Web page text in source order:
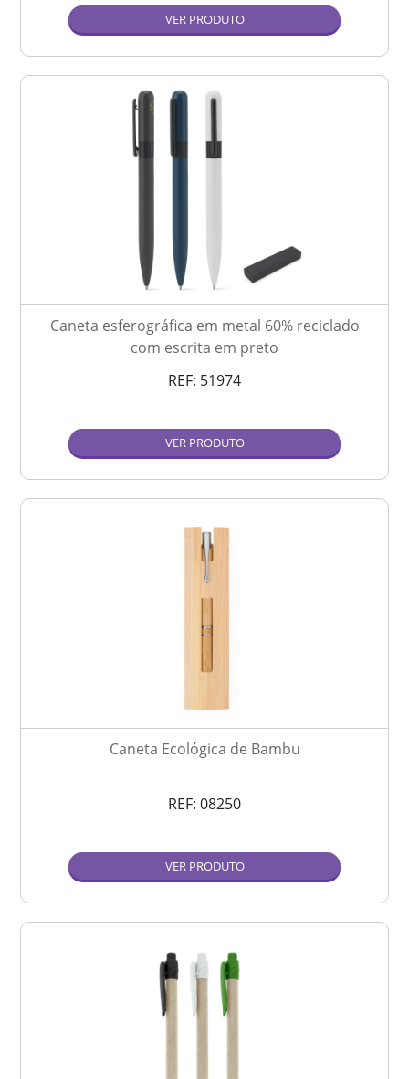
VER PRODUTO
Caneta esferográfica em metal 60% reciclado
com escrita em preto
REF: 51974
VER PRODUTO
Caneta Ecológica de Bambu
REF: 08250
VER PRODUTO